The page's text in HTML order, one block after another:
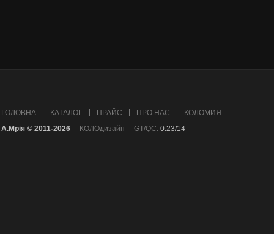
ГОЛОВНА КАТАЛОГ ПРАЙС ПРО НАС КОЛОМИЯ
А.Mрія © 2011-2026 КОЛОдизайн GT/QC: 0.23/14